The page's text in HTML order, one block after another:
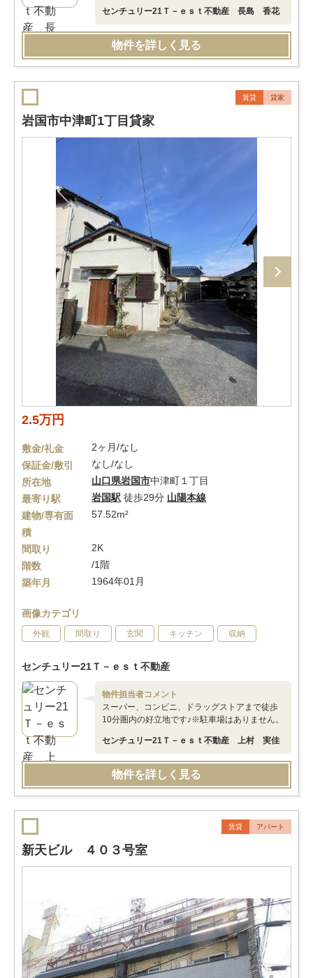
センチュリー21Ｔ－ｅｓｔ不動産 長島 香花
物件を詳しく見る
賃貸 貸家
岩国市中津町1丁目貸家
2.5万円
敷金/礼金
2ヶ月/なし
保証金/敷引
なし/なし
所在地
山口県岩国市中津町１丁目
最寄り駅
岩国駅 徒歩29分 山陽本線
建物/専有面
積
57.52m²
間取り
2K
階数
/1階
築年月
1964年01月
画像カテゴリ
外観 間取り 玄関 キッチン 収納
センチュリー21Ｔ－ｅｓｔ不動産
物件担当者コメント
スーパー、コンビニ、ドラッグストアまで徒歩
10分圏内の好立地です♪※駐車場はありません。
センチュリー21Ｔ－ｅｓｔ不動産 上村 実佳
物件を詳しく見る
賃貸 アパート
新天ビル ４０３号室